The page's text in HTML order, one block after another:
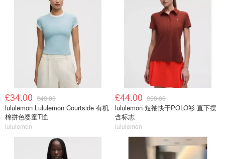
£34.00 £48.00
lululemon Lululemon Courtside 有机
棉拼色婴童T恤
lululemon
£44.00 £68.00
lululemon 短袖快干POLO衫 直下摆
含标志
lululemon